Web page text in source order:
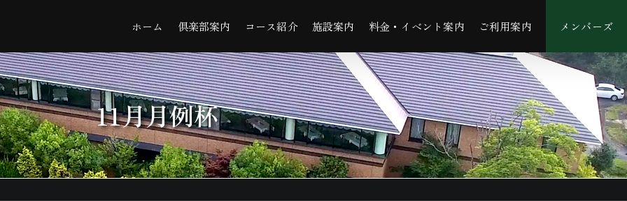
ホーム 倶楽部案内 コース紹介 施設案内 料金・イベント案内 ご利用案内 メンバーズ
11月月例杯